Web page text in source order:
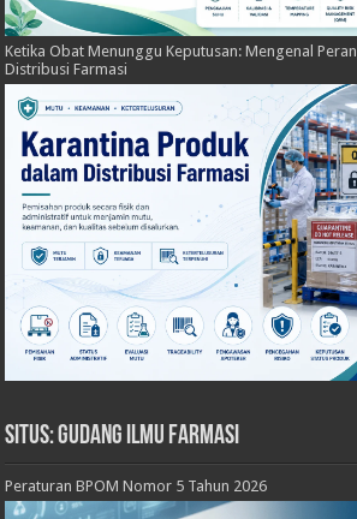
Ketika Obat Menunggu Keputusan: Mengenal
Distribusi Farmasi
Situs: Gudang Ilmu Farmasi
Peraturan BPOM Nomor 5 Tahun 2026